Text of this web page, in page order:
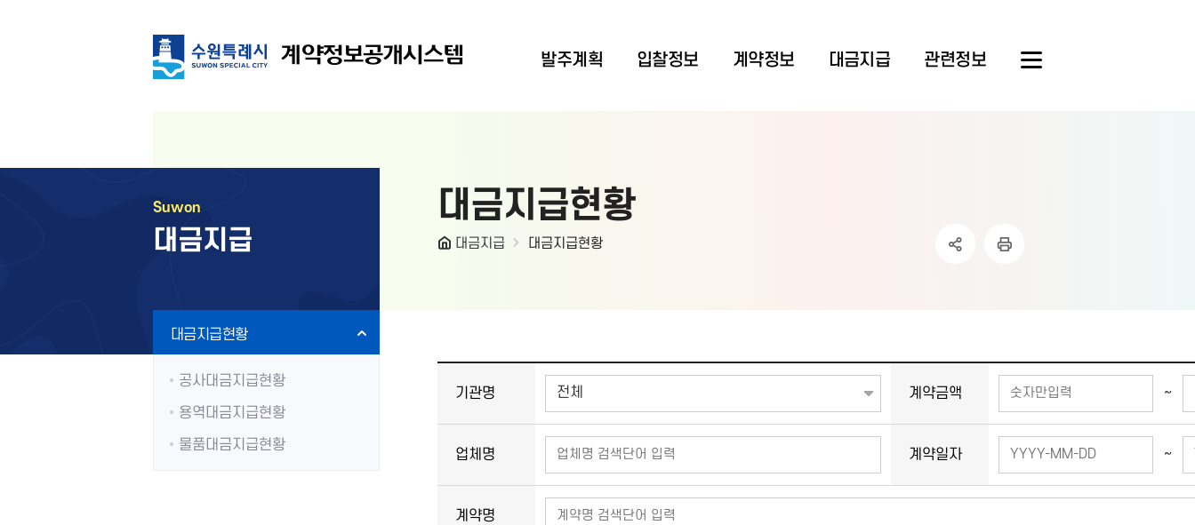
계약정보공개시스템 발주계획 입찰정보 계약정보 대금지급 관련정보
대금지급현황
대금지급 대금지급현황
Suwon
대금지급
2차 메뉴
대금지급현황
공사대금지급현황
용역대금지급현황
물품대금지급현황
기관명 계약금액 ~
업체명 계약일자 ~
계약명